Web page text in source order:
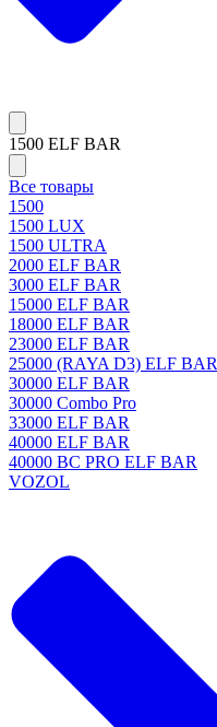
1500 ELF BAR
Все товары
1500
1500 LUX
1500 ULTRA
2000 ELF BAR
3000 ELF BAR
15000 ELF BAR
18000 ELF BAR
23000 ELF BAR
25000 (RAYA D3) ELF BAR
30000 ELF BAR
30000 Combo Pro
33000 ELF BAR
40000 ELF BAR
40000 BC PRO ELF BAR
VOZOL